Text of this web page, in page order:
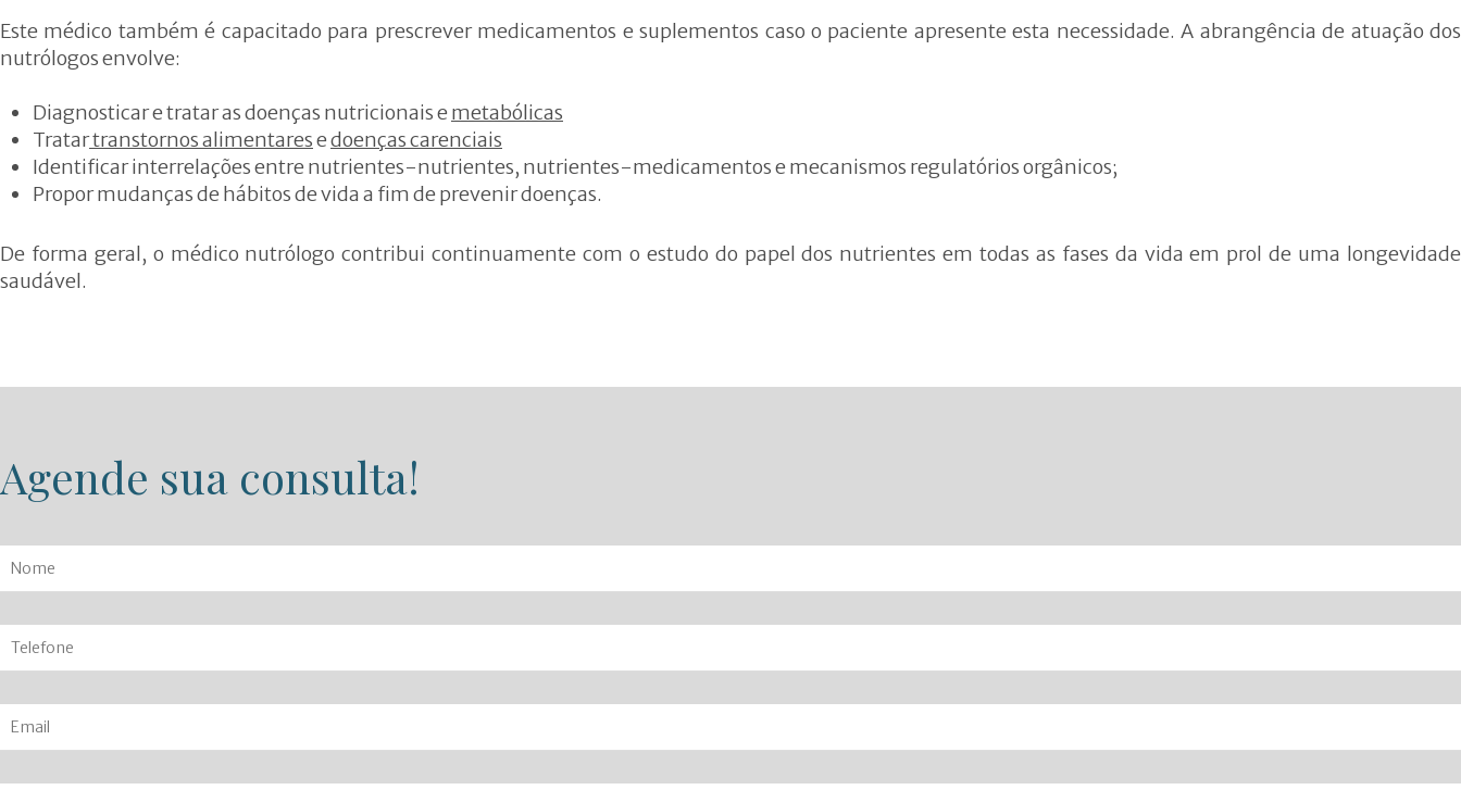
Este médico também é capacitado para prescrever medicamentos e suplementos caso o paciente apresente esta necessidade. A abrangência de atuação dos
nutrólogos envolve:
Diagnosticar e tratar as doenças nutricionais e metabólicas
Tratartranstornos alimentaresedoenças carenciais
Identificar interrelações entre nutrientes-nutrientes, nutrientes-medicamentos e mecanismos regulatórios orgânicos;
Propor mudanças de hábitos de vida a fim de prevenir doenças.
De forma geral, o médico nutrólogo contribui continuamente com o estudo do papel dos nutrientes em todas as fases da vida em prol de uma longevidade
saudável.
Agende sua consulta!